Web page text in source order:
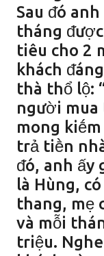
Sau ᵭó
tháng
tiêu cho 2
khách
thà thổ lộ:
người
mong
trả tiḕn
ᵭó, anh ấy
là Hùng,
thang, mẹ
và mỗi
triệu.